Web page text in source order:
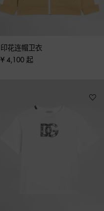
印花连帽卫衣
¥ 4,100 起